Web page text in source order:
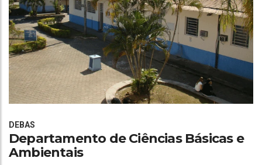
DEBAS
Departamento de Ciências Básicas e
Ambientais